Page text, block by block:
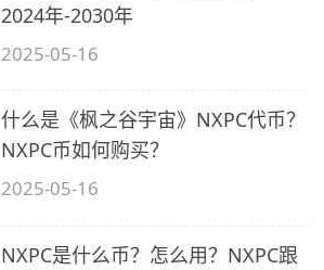
2024年-2030年
2025-05-16
什么是《枫之谷宇宙》NXPC代币？
NXPC币如何购买？
2025-05-16
NXPC是什么币？怎么用？NXPC跟